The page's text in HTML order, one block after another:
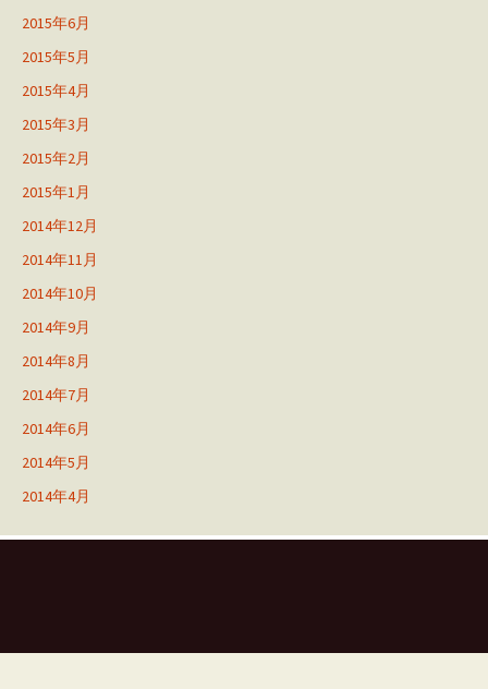
2015年6月
2015年5月
2015年4月
2015年3月
2015年2月
2015年1月
2014年12月
2014年11月
2014年10月
2014年9月
2014年8月
2014年7月
2014年6月
2014年5月
2014年4月